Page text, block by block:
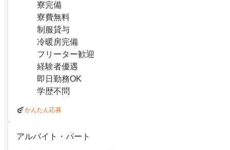
寮完備
寮費無料
制服貸与
冷暖房完備
フリーター歓迎
経験者優遇
即日勤務OK
学歴不問
かんたん応募
アルバイト・パート